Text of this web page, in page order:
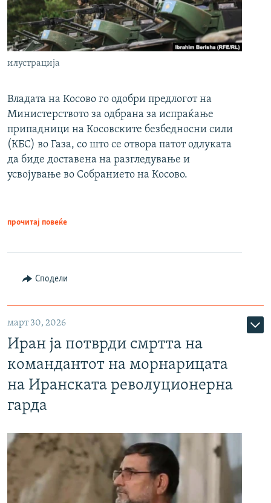
илустрација
Владата на Косово го одобри предлогот на
Министерството за одбрана за испраќање
припадници на Косовските безбедносни сили
(КБС) во Газа, со што се отвора патот одлуката
да биде доставена на разгледување и
усвојување во Собранието на Косово.
прочитај повеќе
Сподели
март 30, 2026
Иран ја потврди смртта на
командантот на морнарицата
на Иранската револуционерна
гарда